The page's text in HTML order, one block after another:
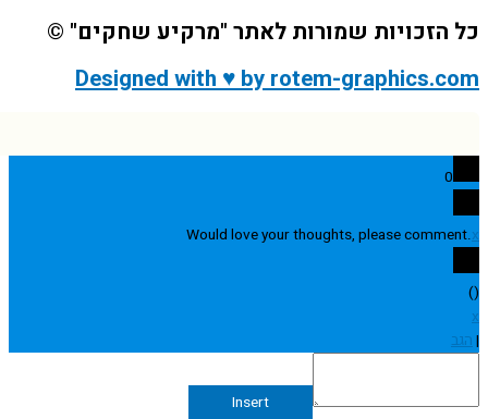
שמורות לאתר "מרקיע שחקים" ©
Designed with ♥ by rotem-
Would love your thoughts, please
Insert